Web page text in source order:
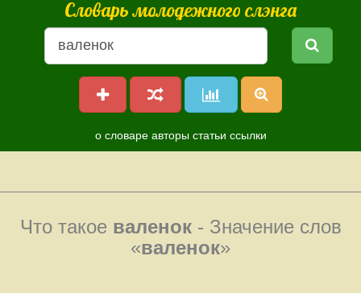
Словарь молодежного слэнга
о словаре авторы статьи ссылки
Что такое валенок- Значение слов
«валенок»